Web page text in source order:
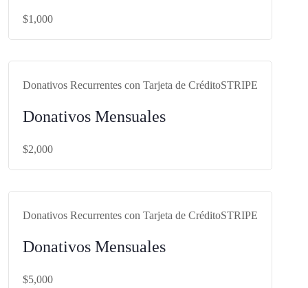
$1,000
Donativos Recurrentes con Tarjeta de CréditoSTRIPE
Donativos Mensuales
$2,000
Donativos Recurrentes con Tarjeta de CréditoSTRIPE
Donativos Mensuales
$5,000